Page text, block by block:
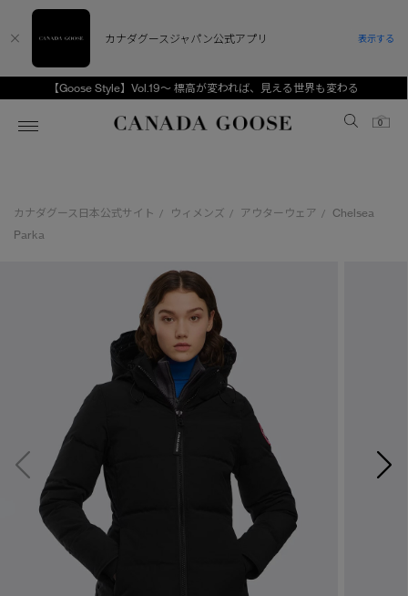
【Goose Style】Vol.19～ 標高が変われば、見える世界も変わる
Canada Goose
0
アンバサダー
スプリングコレクション
ベストセラー
FW26コレクション
サマー 26 コレクション
サマー 26 コレクションLOOK
日本限定モデル
スノーグース
アウターウェア
ベストセラー
FW26コレクション
サマー 26 コレクション
サマー 26 コレクションLOOK
日本限定モデル
スノーグース
アウターウェア
ベビー（0‐24ヵ月)
キッズ（2‐7歳)
ユース（6＋歳)
コレクション
CANADA GOOSE Generationsは、アウター
ウェアの下取り・再販を通じて、長く愛される製
品の価値を受け継いでいきます。
アーカイブの希少なピースもご覧いただけます。
下取り申請
カナダグース日本公式サイト / ウィメンズ / アウターウェア /
Chelsea
Parka
カナダグースジャパン公式アプリ 表示する